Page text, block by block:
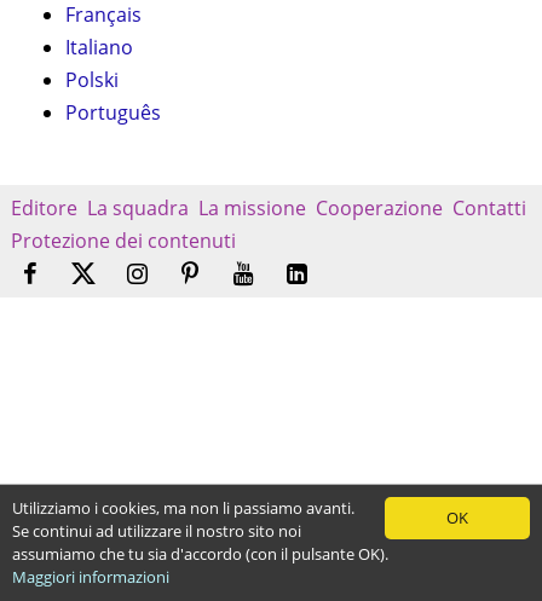
Français
Italiano
Polski
Português
Editore La squadra La missione Cooperazione Contatti
Protezione dei contenuti
OK
Utilizziamo i cookies, ma non li passiamo avanti.
Se continui ad utilizzare il nostro sito noi
assumiamo che tu sia d'accordo (con il pulsante OK).
Maggiori informazioni